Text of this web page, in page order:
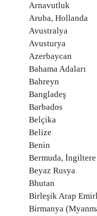
Arnavutluk
Aruba, Hollanda
Avustralya
Avusturya
Azerbaycan
Bahama Adaları
Bahreyn
Bangladeş
Barbados
Belçika
Belize
Benin
Bermuda, İngiltere
Beyaz Rusya
Bhutan
Birleşik Arap
Birmanya